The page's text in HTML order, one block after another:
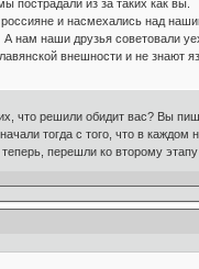
из за таких как
и насмехались над
А нам наши друзья
внешности и не знают
что решили обидит вас? Вы
тогда с того, что в
перешли ко второму